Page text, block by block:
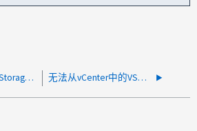
加载控制器ID的Storage Virtual Machine信息时出错 无法从vCenter中的VSC启用SRA